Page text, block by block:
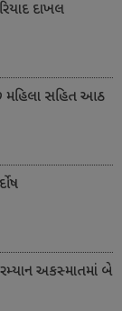
દાખલ
મહિલા સહિત આઠ
અકસ્માતમાં બે